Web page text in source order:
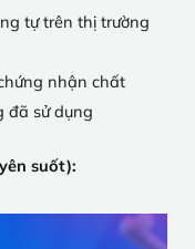
tự trên thị trường
nhận chất
đã sử dụng
suốt):